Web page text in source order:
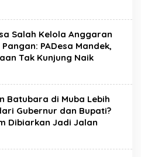
Salah Kelola Anggaran
PADesa Mandek,
Tak Kunjung Naik
Batubara di Muba Lebih
Gubernur dan Bupati?
Dibiarkan Jadi Jalan